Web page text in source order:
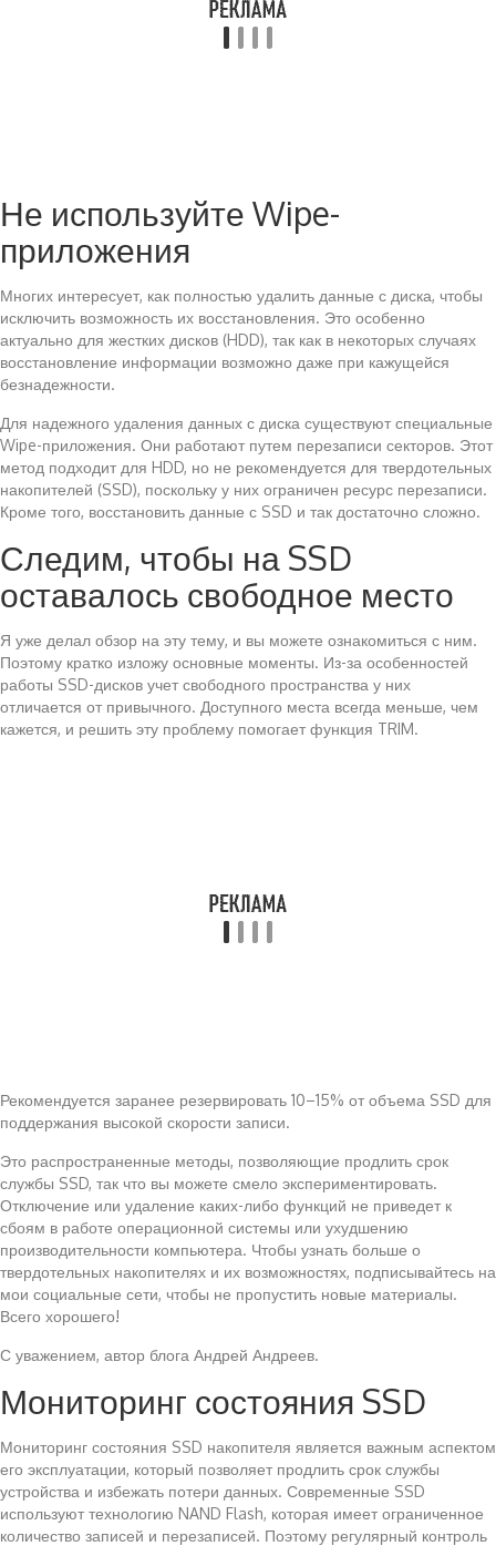
Не используйте Wipe-
приложения
Многих интересует, как полностью удалить данные с диска, чтобы
исключить возможность их восстановления. Это особенно
актуально для жестких дисков (HDD), так как в некоторых случаях
восстановление информации возможно даже при кажущейся
безнадежности.
Для надежного удаления данных с диска существуют специальные
Wipe-приложения. Они работают путем перезаписи секторов. Этот
метод подходит для HDD, но не рекомендуется для твердотельных
накопителей (SSD), поскольку у них ограничен ресурс перезаписи.
Кроме того, восстановить данные с SSD и так достаточно сложно.
Следим, чтобы на SSD
оставалось свободное место
Я уже делал обзор на эту тему, и вы можете ознакомиться с ним.
Поэтому кратко изложу основные моменты. Из-за особенностей
работы SSD-дисков учет свободного пространства у них
отличается от привычного. Доступного места всегда меньше, чем
кажется, и решить эту проблему помогает функция TRIM.
Рекомендуется заранее резервировать 10–15% от объема SSD для
поддержания высокой скорости записи.
Это распространенные методы, позволяющие продлить срок
службы SSD, так что вы можете смело экспериментировать.
Отключение или удаление каких-либо функций не приведет к
сбоям в работе операционной системы или ухудшению
производительности компьютера. Чтобы узнать больше о
твердотельных накопителях и их возможностях, подписывайтесь на
мои социальные сети, чтобы не пропустить новые материалы.
Всего хорошего!
С уважением, автор блога Андрей Андреев.
Мониторинг состояния SSD
Мониторинг состояния SSD накопителя является важным аспектом
его эксплуатации, который позволяет продлить срок службы
устройства и избежать потери данных. Современные SSD
используют технологию NAND Flash, которая имеет ограниченное
количество записей и перезаписей. Поэтому регулярный контроль